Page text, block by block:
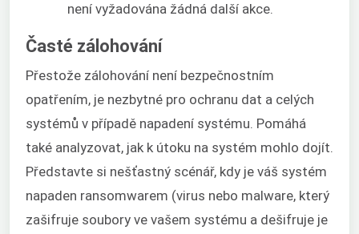
není vyžadována žádná další akce.
Časté zálohování
Přestože zálohování není bezpečnostním
opatřením, je nezbytné pro ochranu dat a celých
systémů v případě napadení systému. Pomáhá
také analyzovat, jak k útoku na systém mohlo dojít.
Představte si nešťastný scénář, kdy je váš systém
napaden ransomwarem (virus nebo malware, který
zašifruje soubory ve vašem systému a dešifruje je